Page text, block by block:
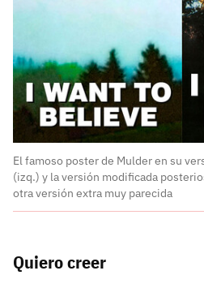
El famoso poster de Mulder en su
(izq.) y la versión modificada
otra versión extra muy parecida
Quiero creer